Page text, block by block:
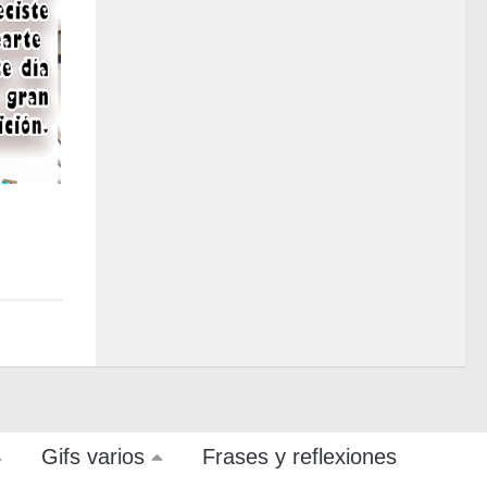
Gifs varios Frases y reflexiones